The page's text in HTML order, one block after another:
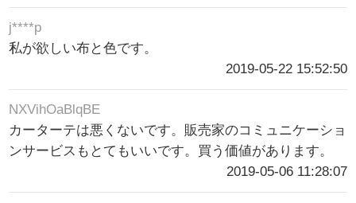
j****p
私が欲しい布と色です。
2019-05-22 15:52:50
NXVihOaBlqBE
カーターテは悪くないです。販売家のコミュニケーショ
ンサービスもとてもいいです。買う価値があります。
2019-05-06 11:28:07